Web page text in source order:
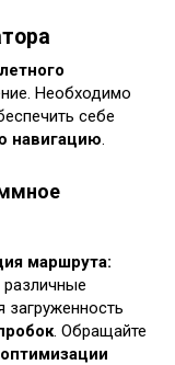
Необходимо
себе
навигацию.
маршрута:
загруженность
. Обращайте
оптимизации